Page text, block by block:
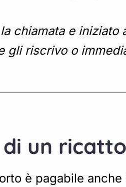
chiamata e iniziato
riscrivo o
un
è pagabile